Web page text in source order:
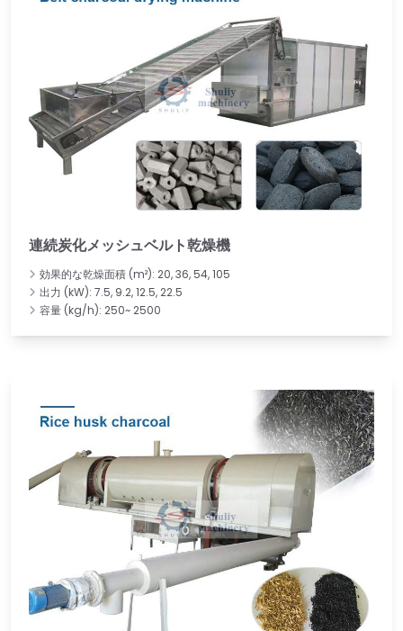
連続炭化メッシュベルト乾燥機
効果的な乾燥面積 (m²): 20, 36, 54, 105
出力 (kW): 7.5, 9.2, 12.5, 22.5
容量 (kg/h): 250~ 2500